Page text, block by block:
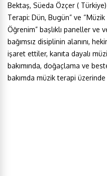
Bektaş, Süeda Özçer ( Türkiye)
Terapi: Dün, Bugün” ve
Öğrenim” başlıklı paneller ve
bağımsız disiplinin alanını,
işaret ettiler, kanıta dayalı
bakımında, doğaçlama ve
bakımda müzik terapi